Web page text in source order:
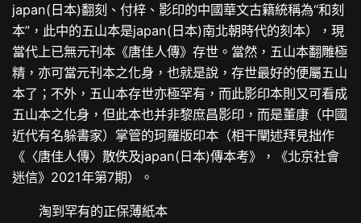
japan(日本)翻刻、付梓、影印的中國華文古籍統稱為“和刻
本”，此中的五山本是japan(日本)南北朝時代的刻本），現
當代上已無元刊本《唐佳人傳》存世。當然，五山本翻雕極
精，亦可當元刊本之化身，也就是說，存世最好的便屬五山
本了；不外，五山本存世亦極罕有，而此影印本則又可看成
五山本之化身，但此本也并非黎庶昌影印，而是董康（中國
近代有名躲書家）掌管的珂羅版印本（相干闡述拜見拙作
《〈唐佳人傳〉散佚及japan(日本)傳本考》，《北京社會
迷信》2021年第7期）。
淘到罕有的正保薄紙本